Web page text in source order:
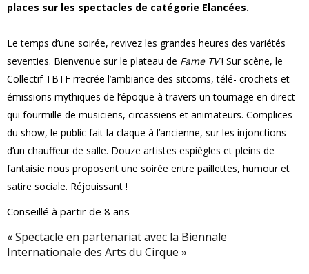
places sur les spectacles de catégorie Elancées.
Le temps d’une soirée, revivez les grandes heures des variétés
seventies. Bienvenue sur le plateau de Fame TV! Sur scène, le
Collectif TBTF rrecrée l’ambiance des sitcoms, télé- crochets et
émissions mythiques de l’époque à travers un tournage en direct
qui fourmille de musiciens, circassiens et animateurs. Complices
du show, le public fait la claque à l’ancienne, sur les injonctions
d’un chauffeur de salle. Douze artistes espiègles et pleins de
fantaisie nous proposent une soirée entre paillettes, humour et
satire sociale. Réjouissant !
Conseillé à partir de 8 ans
« Spectacle en partenariat avec la Biennale
Internationale des Arts du Cirque »